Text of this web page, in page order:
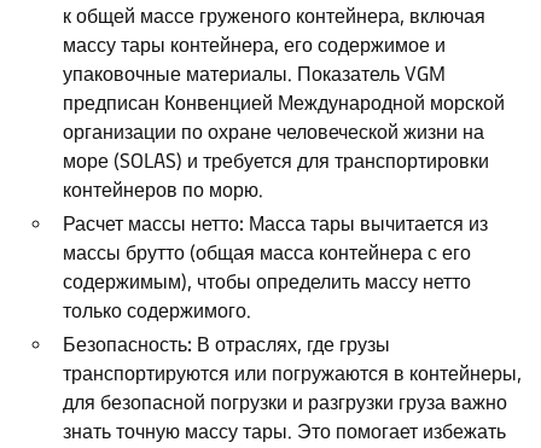
к общей массе груженого контейнера, включая
массу тары контейнера, его содержимое и
упаковочные материалы. Показатель VGM
предписан Конвенцией Международной морской
организации по охране человеческой жизни на
море (SOLAS) и требуется для транспортировки
контейнеров по морю.
Расчет массы нетто: Масса тары вычитается из
массы брутто (общая масса контейнера с его
содержимым), чтобы определить массу нетто
только содержимого.
Безопасность: В отраслях, где грузы
транспортируются или погружаются в контейнеры,
для безопасной погрузки и разгрузки груза важно
знать точную массу тары. Это помогает избежать